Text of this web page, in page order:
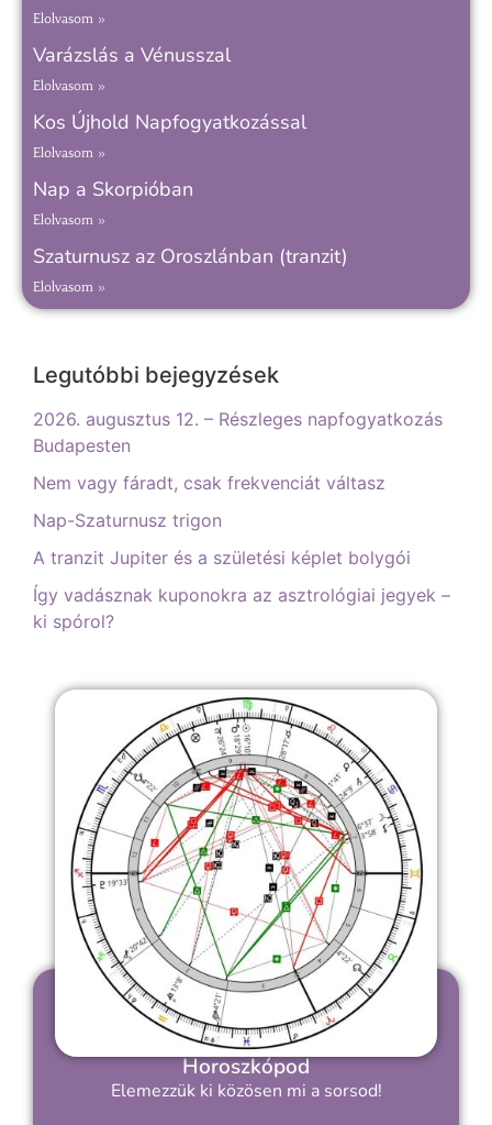
Elolvasom »
Varázslás a Vénusszal
Elolvasom »
Kos Újhold Napfogyatkozással
Elolvasom »
Nap a Skorpióban
Elolvasom »
Szaturnusz az Oroszlánban (tranzit)
Elolvasom »
Legutóbbi bejegyzések
2026. augusztus 12. – Részleges napfogyatkozás
Budapesten
Nem vagy fáradt, csak frekvenciát váltasz
Nap-Szaturnusz trigon
A tranzit Jupiter és a születési képlet bolygói
Így vadásznak kuponokra az asztrológiai jegyek –
ki spórol?
Horoszkópod
Elemezzük ki közösen mi a sorsod!